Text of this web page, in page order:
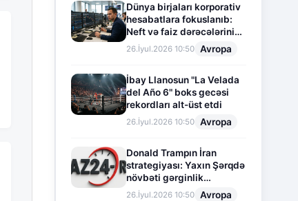
Dünya birjaları korporativ
hesabatlara fokuslanıb:
Neft və faiz dərəcələrinin
təsiri altında cari vəziyyət
26.İyul.2026 10:50 Avropa
İbay Llanosun "La Velada
del Año 6" boks gecəsi
rekordları alt-üst etdi
26.İyul.2026 10:50 Avropa
Donald Trampın İran
strategiyası: Yaxın Şərqdə
növbəti gərginlik
mərhələsi
26.İyul.2026 10:50 Avropa